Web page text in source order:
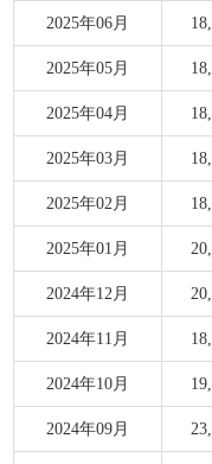
2025年06月
2025年05月
2025年04月
2025年03月
2025年02月
2025年01月
2024年12月
2024年11月
2024年10月
2024年09月